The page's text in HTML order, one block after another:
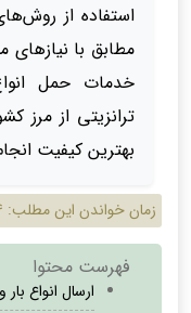
استفاده از
مطابق با
خدمات حمل
ترانزیتی از مرز
بهترین کیفیت
زمان خواندن این مطلب: 4
فهرست محتوا
ارسال انواع